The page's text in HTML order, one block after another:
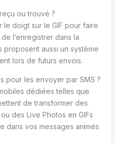
ou trouvé ?
le doigt sur le GIF pour faire
l’enregistrer dans la
proposent aussi un système
lors de futurs envois.
pour les envoyer par SMS ?
dédiées telles que
de transformer des
des Live Photos en GIFs
dans vos messages animés